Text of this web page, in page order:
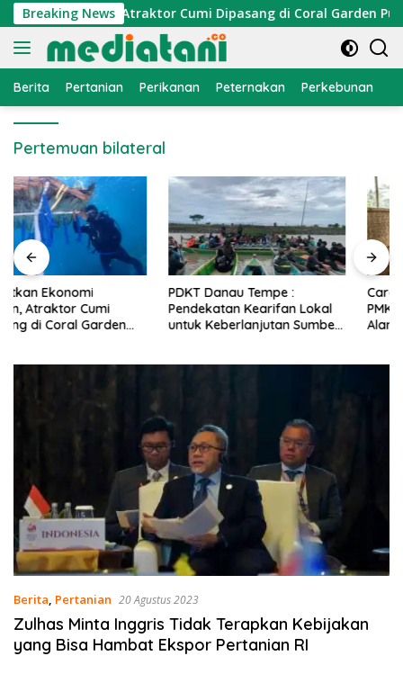
Langsung
ke
konten
Breaking News
Nelayan, Atraktor Cumi Dipasang di Coral Garden Pulau
Berita Pertanian Perikanan Peternakan Perkebunan
Pertemuan bilateral
PDKT Danau Tempe :
Pendekatan Kearifan Lokal
untuk Keberlanjutan Sumber
Cara Mengatasi Penyakit
PMK pada Sapi Perah Secara
Alami dan Medis
Berita, Pertanian 20 Agustus 2023
Zulhas Minta Inggris Tidak Terapkan Kebijakan
yang Bisa Hambat Ekspor Pertanian RI